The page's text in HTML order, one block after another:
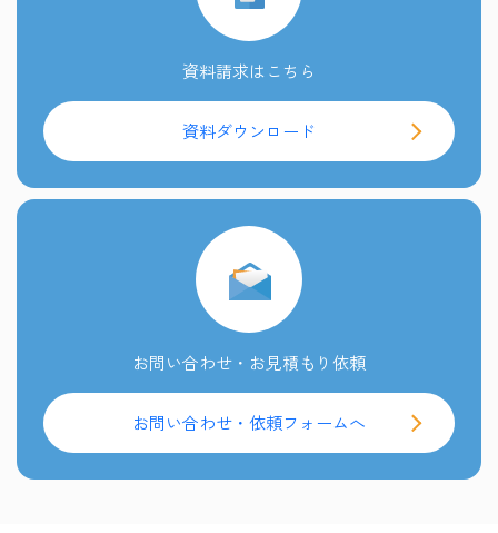
資料請求はこちら
資料ダウンロード
お問い合わせ・お見積もり依頼
お問い合わせ・依頼フォームへ